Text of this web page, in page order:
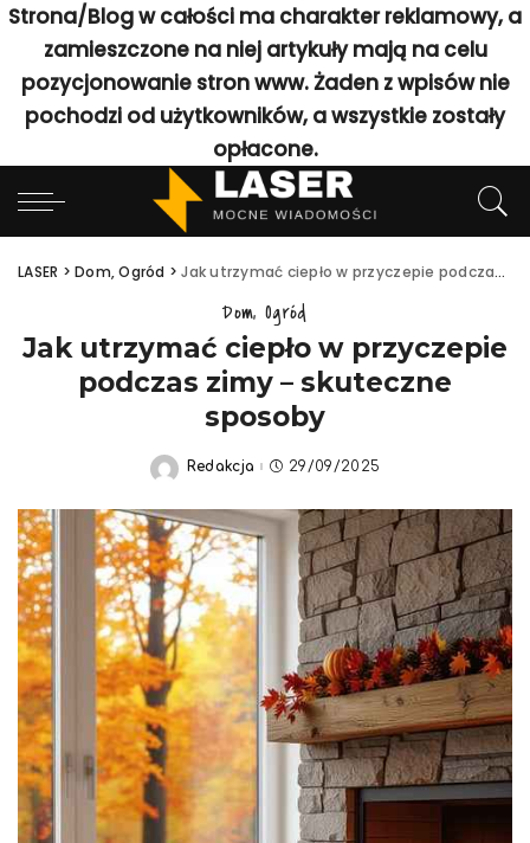
Strona/Blog w całości ma charakter reklamowy, a
zamieszczone na niej artykuły mają na celu
pozycjonowanie stron www. Żaden z wpisów nie
pochodzi od użytkowników, a wszystkie zostały
opłacone.
LASER >Dom, Ogród >Jak utrzymać ciepło w przyczepie podczas zimy – skuteczne sposoby
Dom, Ogród
Jak utrzymać ciepło w przyczepie
podczas zimy – skuteczne
sposoby
Posted
Redakcja 29/09/2025